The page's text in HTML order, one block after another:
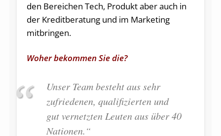
den Bereichen Tech, Produkt aber auch in
der Kreditberatung und im Marketing
mitbringen.
Woher bekommen Sie die?
Unser Team besteht aus sehr
zufriedenen, qualifizierten und
gut vernetzten Leuten aus über 40
Nationen.“